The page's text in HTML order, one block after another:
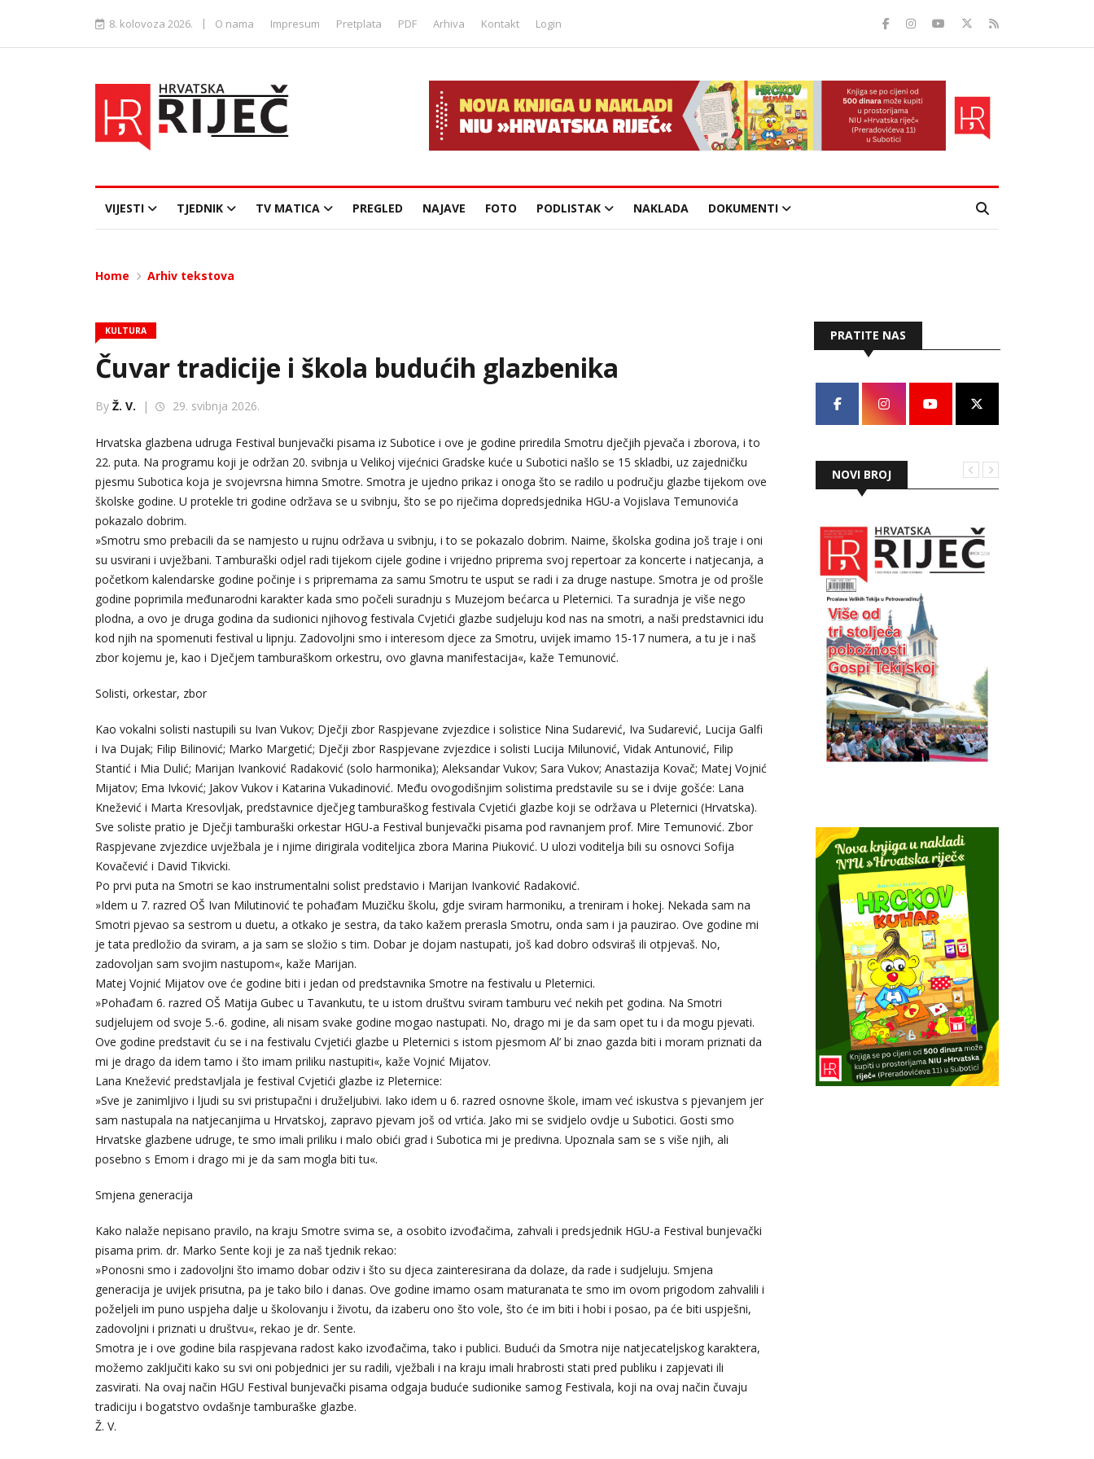
8. kolovoza 2026. | O nama Impresum Pretplata PDF Arhiva Kontakt Login
VIJESTI TJEDNIK TV MATICA PREGLED NAJAVE FOTO PODLISTAK NAKLADA DOKUMENTI
Home Arhiv tekstova
KULTURA
Čuvar tradicije i škola budućih glazbenika
By Ž. V. | 29. svibnja 2026.
Hrvatska glazbena udruga Festival bunjevački pisama iz Subotice i ove je godine priredila Smotru dječjih pjevača i zborova, i to
22. puta. Na programu koji je održan 20. svibnja u Velikoj vijećnici Gradske kuće u Subotici našlo se 15 skladbi, uz zajedničku
pjesmu Subotica koja je svojevrsna himna Smotre. Smotra je ujedno prikaz i onoga što se radilo u području glazbe tijekom ove
školske godine. U protekle tri godine održava se u svibnju, što se po riječima dopredsjednika HGU-a Vojislava Temunovića
pokazalo dobrim.
»Smotru smo prebacili da se namjesto u rujnu održava u svibnju, i to se pokazalo dobrim. Naime, školska godina još traje i oni
su usvirani i uvježbani. Tamburaški odjel radi tijekom cijele godine i vrijedno priprema svoj repertoar za koncerte i natjecanja, a
početkom kalendarske godine počinje i s pripremama za samu Smotru te usput se radi i za druge nastupe. Smotra je od prošle
godine poprimila međunarodni karakter kada smo počeli suradnju s Muzejom bećarca u Pleternici. Ta suradnja je više nego
plodna, a ovo je druga godina da sudionici njihovog festivala Cvjetići glazbe sudjeluju kod nas na smotri, a naši predstavnici idu
kod njih na spomenuti festival u lipnju. Zadovoljni smo i interesom djece za Smotru, uvijek imamo 15-17 numera, a tu je i naš
zbor kojemu je, kao i Dječjem tamburaškom orkestru, ovo glavna manifestacija«, kaže Temunović.
Solisti, orkestar, zbor
Kao vokalni solisti nastupili su Ivan Vukov; Dječji zbor Raspjevane zvjezdice i solistice Nina Sudarević, Iva Sudarević, Lucija Galfi
i Iva Dujak; Filip Bilinović; Marko Margetić; Dječji zbor Raspjevane zvjezdice i solisti Lucija Milunović, Vidak Antunović, Filip
Stantić i Mia Dulić; Marijan Ivanković Radaković (solo harmonika); Aleksandar Vukov; Sara Vukov; Anastazija Kovač; Matej Vojnić
Mijatov; Ema Ivković; Jakov Vukov i Katarina Vukadinović. Među ovogodišnjim solistima predstavile su se i dvije gošće: Lana
Knežević i Marta Kresovljak, predstavnice dječjeg tamburaškog festivala Cvjetići glazbe koji se održava u Pleternici (Hrvatska).
Sve soliste pratio je Dječji tamburaški orkestar HGU-a Festival bunjevački pisama pod ravnanjem prof. Mire Temunović. Zbor
Raspjevane zvjezdice uvježbala je i njime dirigirala voditeljica zbora Marina Piuković. U ulozi voditelja bili su osnovci Sofija
Kovačević i David Tikvicki.
Po prvi puta na Smotri se kao instrumentalni solist predstavio i Marijan Ivanković Radaković.
»Idem u 7. razred OŠ Ivan Milutinović te pohađam Muzičku školu, gdje sviram harmoniku, a treniram i hokej. Nekada sam na
Smotri pjevao sa sestrom u duetu, a otkako je sestra, da tako kažem prerasla Smotru, onda sam i ja pauzirao. Ove godine mi
je tata predložio da sviram, a ja sam se složio s tim. Dobar je dojam nastupati, još kad dobro odsviraš ili otpjevaš. No,
zadovoljan sam svojim nastupom«, kaže Marijan.
Matej Vojnić Mijatov ove će godine biti i jedan od predstavnika Smotre na festivalu u Pleternici.
»Pohađam 6. razred OŠ Matija Gubec u Tavankutu, te u istom društvu sviram tamburu već nekih pet godina. Na Smotri
sudjelujem od svoje 5.-6. godine, ali nisam svake godine mogao nastupati. No, drago mi je da sam opet tu i da mogu pjevati.
Ove godine predstavit ću se i na festivalu Cvjetići glazbe u Pleternici s istom pjesmom Al’ bi znao gazda biti i moram priznati da
mi je drago da idem tamo i što imam priliku nastupiti«, kaže Vojnić Mijatov.
Lana Knežević predstavljala je festival Cvjetići glazbe iz Pleternice:
»Sve je zanimljivo i ljudi su svi pristupačni i druželjubivi. Iako idem u 6. razred osnovne škole, imam već iskustva s pjevanjem jer
sam nastupala na natjecanjima u Hrvatskoj, zapravo pjevam još od vrtića. Jako mi se svidjelo ovdje u Subotici. Gosti smo
Hrvatske glazbene udruge, te smo imali priliku i malo obići grad i Subotica mi je predivna. Upoznala sam se s više njih, ali
posebno s Emom i drago mi je da sam mogla biti tu«.
Smjena generacija
Kako nalaže nepisano pravilo, na kraju Smotre svima se, a osobito izvođačima, zahvali i predsjednik HGU-a Festival bunjevački
pisama prim. dr. Marko Sente koji je za naš tjednik rekao:
»Ponosni smo i zadovoljni što imamo dobar odziv i što su djeca zainteresirana da dolaze, da rade i sudjeluju. Smjena
generacija je uvijek prisutna, pa je tako bilo i danas. Ove godine imamo osam maturanata te smo im ovom prigodom zahvalili i
poželjeli im puno uspjeha dalje u školovanju i životu, da izaberu ono što vole, što će im biti i hobi i posao, pa će biti uspješni,
zadovoljni i priznati u društvu«, rekao je dr. Sente.
Smotra je i ove godine bila raspjevana radost kako izvođačima, tako i publici. Budući da Smotra nije natjecateljskog karaktera,
možemo zaključiti kako su svi oni pobjednici jer su radili, vježbali i na kraju imali hrabrosti stati pred publiku i zapjevati ili
zasvirati. Na ovaj način HGU Festival bunjevački pisama odgaja buduće sudionike samog Festivala, koji na ovaj način čuvaju
tradiciju i bogatstvo ovdašnje tamburaške glazbe.
Ž. V.
PRATITE NAS
NOVI BROJ